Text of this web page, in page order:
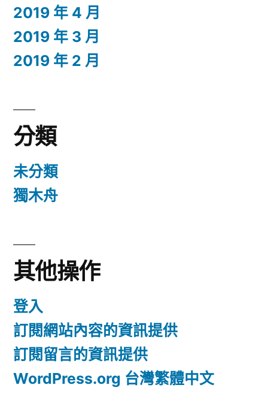
2019 年 4 月
2019 年 3 月
2019 年 2 月
分類
未分類
獨木舟
其他操作
登入
訂閱網站內容的資訊提供
訂閱留言的資訊提供
WordPress.org 台灣繁體中文